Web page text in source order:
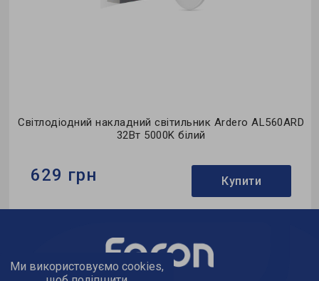
Світлодіодний накладний світильник Ardero AL560ARD
32Вт 5000K білий
629 грн Купити
Тип світильника:накладний
Тип джерела світла:LED
Ми використовуємо cookies,